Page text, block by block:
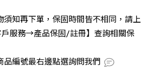
知再下單，保固時間皆不相同，請上
戶服務→產品保固/註冊】查詢相關保
編號最右邊點選詢問我們